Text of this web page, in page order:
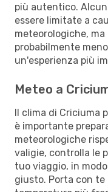
più autentico.
essere limitate a
meteorologiche,
probabilmente
un'esperienza più
Meteo a
Il clima di Criciuma
è importante
meteorologiche
valigie, controlla le
tuo viaggio, in
giusto. Porta con